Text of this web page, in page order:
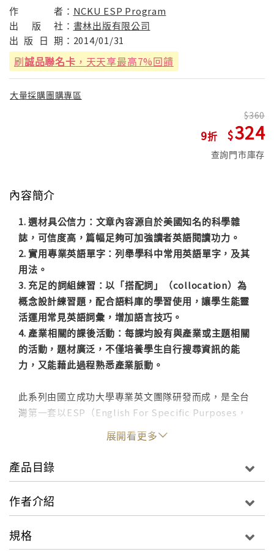
作 者： NCKU ESP Program
出
版 社： 書林出版有限公司
出 版 日 期： 2014/01/31
刷誠品聯名卡 ，天天享最高7%回饋
大量採購團購專區
9
360
324
查詢門市庫存
內容簡介
1. 選材具公信力：文章內容源自於美國知名的科學雜
誌，可信度高，篇幅足夠可加強讀者英語閱讀功力。
2. 實用專業英語單字：列舉學科中常用英語單字，及其
用法。
3. 充足的詞組練習：以「搭配詞」（collocation）為
概念設計練習題，配合語料庫的學習使用，讓學生能靈
活運用常見英語詞彙，增加語言技巧。
4. 產業相關的課後活動：每課均設有與產業或主題相關
的活動，題材廣泛，不僅培養學生自行搜尋資訊的能
力，又能藉此過程熟悉產業脈動。
此系列由國立成功大學專業英文團隊研發而成，是全台
灣第一套以ESP（English For Specific Purposes，
專業英文）概念設計，針對不同學科領域需求所設計而
成的全方位英語教材。
高科技產業英文以閱讀為起點，延伸重點歸納與理解的
語語料庫的運用練習與口說或寫作的活動。讓學習者熟
增強英語能力。
展開看更多
產品目錄
作者介紹
規格